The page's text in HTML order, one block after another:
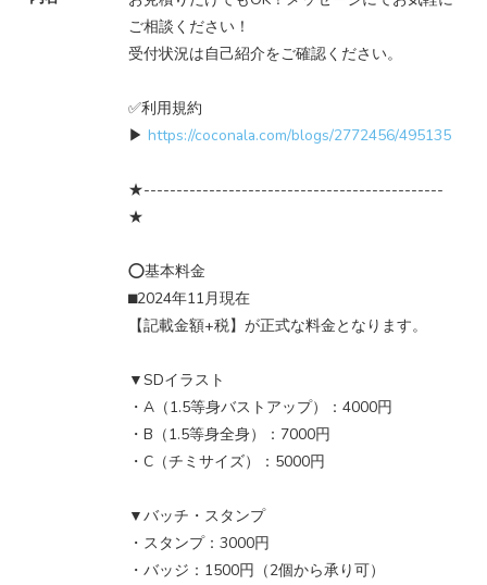
ご相談ください！
受付状況は自己紹介をご確認ください。
✅利用規約
▶ https://coconala.com/blogs/2772456/495135
★----------------------------------------------
★
⭕基本料金
⬛︎2024年11月現在
【記載金額+税】が正式な料金となります。
▼SDイラスト
・A（1.5等身バストアップ）：4000円
・B（1.5等身全身）：7000円
・C（チミサイズ）：5000円
▼バッチ・スタンプ
・スタンプ：3000円
・バッジ：1500円（2個から承り可）